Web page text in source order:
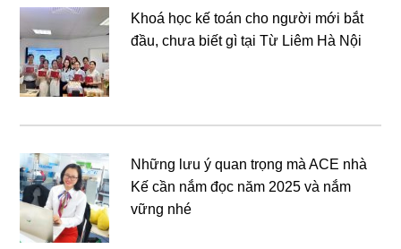
Khoá học kế toán cho người mới bắt
đầu, chưa biết gì tại Từ Liêm Hà Nội
Những lưu ý quan trọng mà ACE nhà
Kế cần nắm đọc năm 2025 và nắm
vững nhé